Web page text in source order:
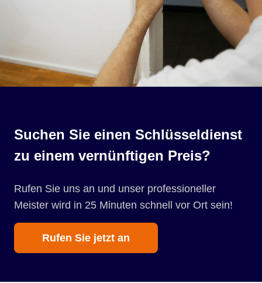
Suchen Sie einen Schlüsseldienst
zu einem vernünftigen Preis?
Rufen Sie uns an und unser professioneller
Meister wird in 25 Minuten schnell vor Ort sein!
Rufen Sie jetzt an